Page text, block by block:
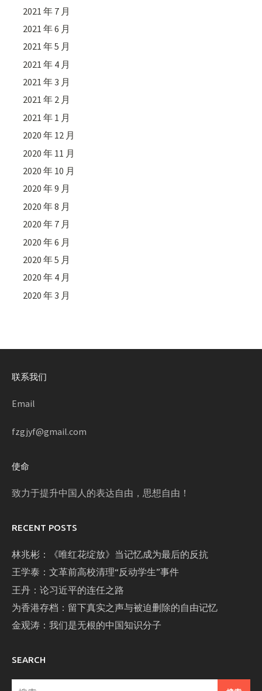
2021 年 7 月
2021 年 6 月
2021 年 5 月
2021 年 4 月
2021 年 3 月
2021 年 2 月
2021 年 1 月
2020 年 12 月
2020 年 11 月
2020 年 10 月
2020 年 9 月
2020 年 8 月
2020 年 7 月
2020 年 6 月
2020 年 5 月
2020 年 4 月
2020 年 3 月
联系我们
Email
fzgjyf@gmail.com
使命
致力于提升中国人的表达自由，思想自由！
RECENT POSTS
林兆彬：《唯红花绽放》当记忆成为最后的反抗
王学泰：文革前高校清理“反动学生”事件
王丹：论习近平的连任之路
为香港存档：留下真实之声与被迫删除的自由记忆
金观涛：我们是无根的中国知识分子
SEARCH
搜